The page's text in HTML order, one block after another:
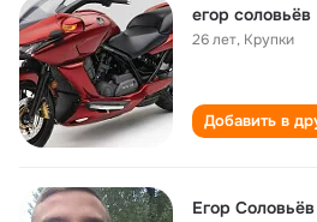
егор соловьёв
26 лет, Крупки
Добавить в
Егор Соловьёв